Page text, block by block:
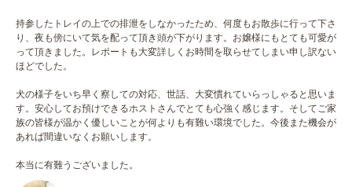
持参したトレイの上での排泄をしなかったため、何度もお散歩に行って下さ
り、夜も傍にいて気を配って頂き頭が下がります。お嬢様にもとても可愛が
って頂きました。レポートも大変詳しくお時間を取らせてしまい申し訳ない
ほどでした。
犬の様子をいち早く察しての対応、世話、大変慣れていらっしゃると思いま
す。安心してお預けできるホストさんでとても心強く感じます。そしてご家
族の皆様が温かく優しいことが何よりも有難い環境でした。今後また機会が
あれば間違いなくお願いします。
本当に有難うございました。